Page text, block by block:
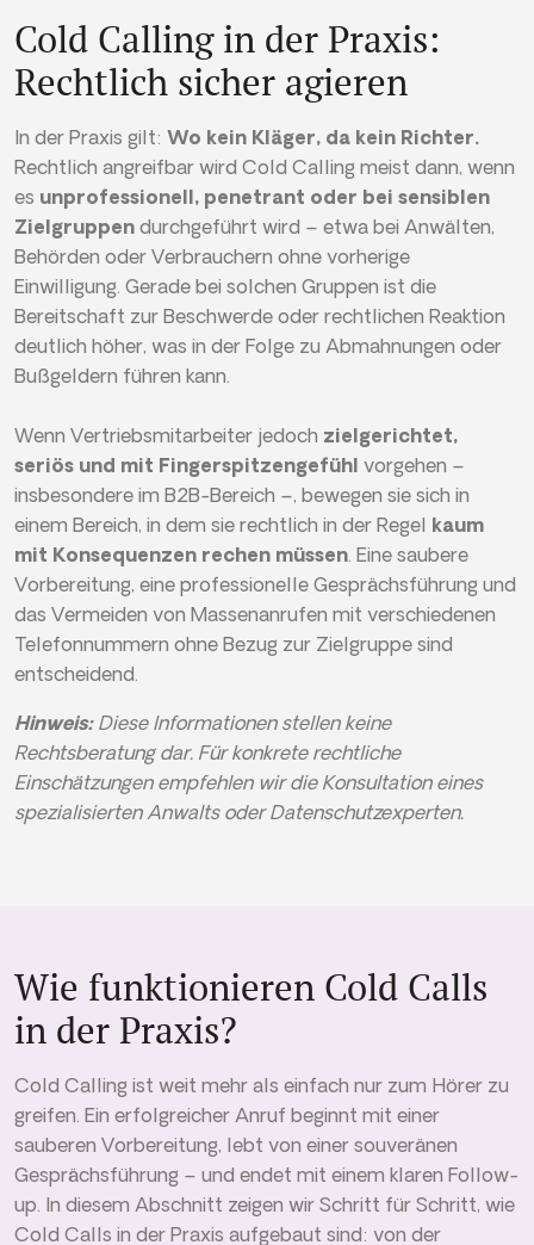
Cold Calling in der Praxis:
Rechtlich sicher agieren
In der Praxis gilt: Wo kein Kläger, da kein Richter.
Rechtlich angreifbar wird Cold Calling meist dann, wenn
es unprofessionell, penetrant oder bei sensiblen
Zielgruppen durchgeführt wird – etwa bei Anwälten,
Behörden oder Verbrauchern ohne vorherige
Einwilligung. Gerade bei solchen Gruppen ist die
Bereitschaft zur Beschwerde oder rechtlichen Reaktion
deutlich höher, was in der Folge zu Abmahnungen oder
Bußgeldern führen kann.
Wenn Vertriebsmitarbeiter jedoch zielgerichtet,
seriös und mit Fingerspitzengefühl vorgehen –
insbesondere im B2B-Bereich –, bewegen sie sich in
einem Bereich, in dem sie rechtlich in der Regel kaum
mit Konsequenzen rechen müssen. Eine saubere
Vorbereitung, eine professionelle Gesprächsführung und
das Vermeiden von Massenanrufen mit verschiedenen
Telefonnummern ohne Bezug zur Zielgruppe sind
entscheidend.
Hinweis:Diese Informationen stellen keine
Rechtsberatung dar. Für konkrete rechtliche
Einschätzungen empfehlen wir die Konsultation eines
spezialisierten Anwalts oder Datenschutzexperten.
Wie funktionieren Cold Calls
in der Praxis?
Cold Calling ist weit mehr als einfach nur zum Hörer zu
greifen. Ein erfolgreicher Anruf beginnt mit einer
sauberen Vorbereitung, lebt von einer souveränen
Gesprächsführung – und endet mit einem klaren Follow-
up. In diesem Abschnitt zeigen wir Schritt für Schritt, wie
Cold Calls in der Praxis aufgebaut sind: von der